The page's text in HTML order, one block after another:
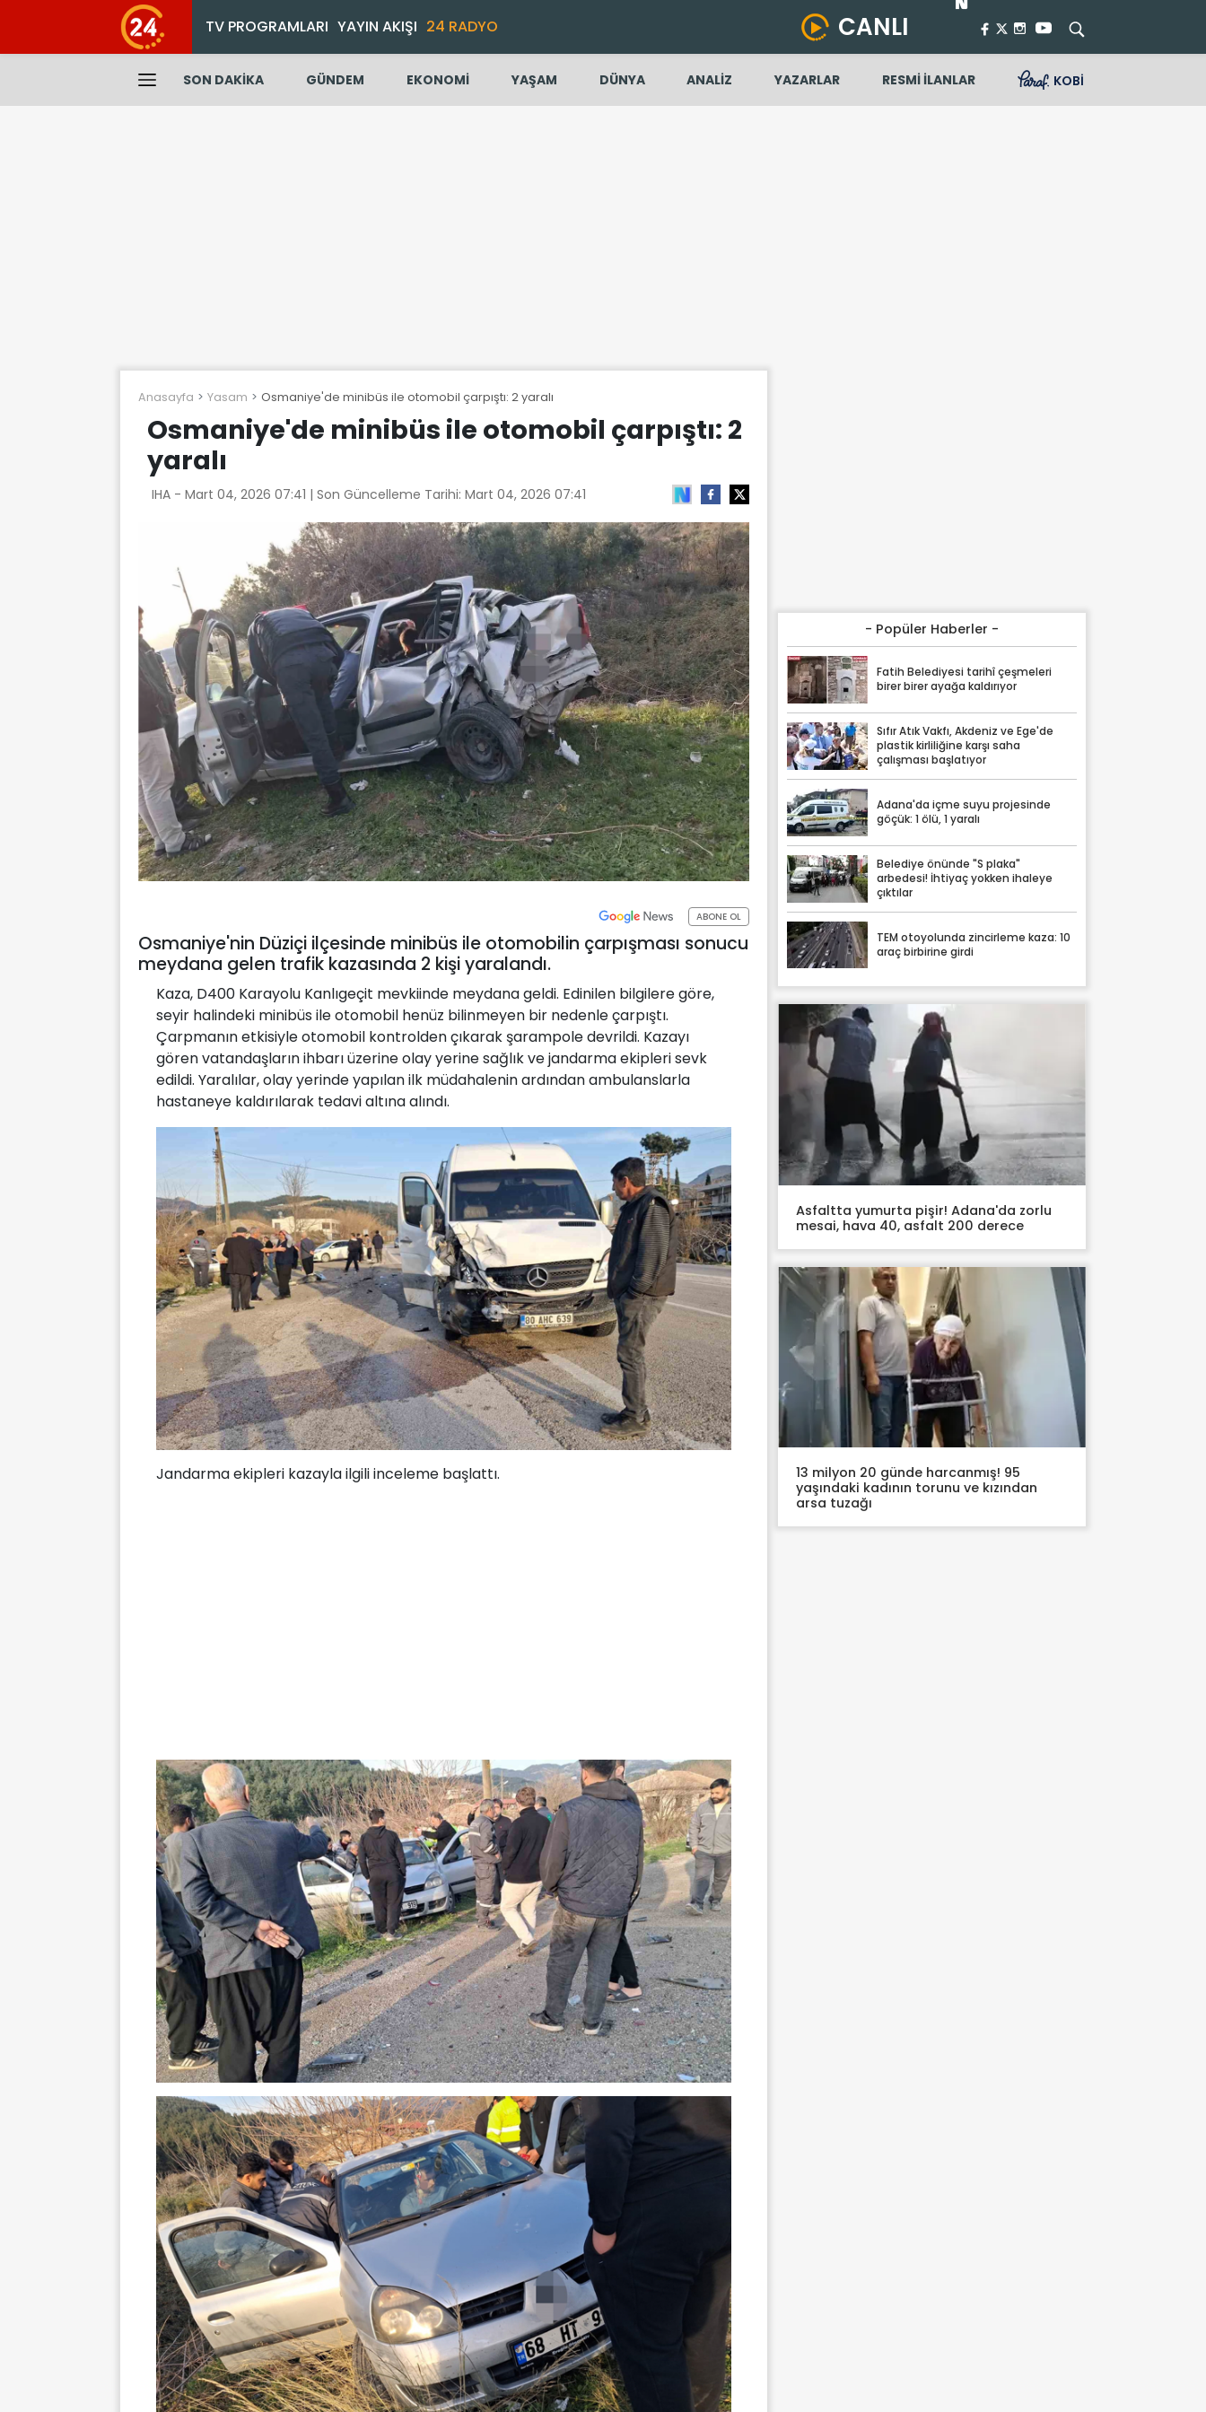
TV PROGRAMLARI YAYIN AKIŞI 24 RADYO CANLI
SON DAKİKA GÜNDEM EKONOMİ YAŞAM DÜNYA ANALİZ YAZARLAR RESMİ İLANLAR KOBİ
Anasayfa Yasam Osmaniye'de minibüs ile otomobil çarpıştı: 2 yaralı
Osmaniye'de minibüs ile otomobil çarpıştı: 2
yaralı
IHA - Mart 04, 2026 07:41 | Son Güncelleme Tarihi: Mart 04, 2026 07:41
ABONE OL
Osmaniye'nin Düziçi ilçesinde minibüs ile otomobilin çarpışması sonucu
meydana gelen trafik kazasında 2 kişi yaralandı.
Kaza, D400 Karayolu Kanlıgeçit mevkiinde meydana geldi. Edinilen bilgilere göre,
seyir halindeki minibüs ile otomobil henüz bilinmeyen bir nedenle çarpıştı.
Çarpmanın etkisiyle otomobil kontrolden çıkarak şarampole devrildi. Kazayı
gören vatandaşların ihbarı üzerine olay yerine sağlık ve jandarma ekipleri sevk
edildi. Yaralılar, olay yerinde yapılan ilk müdahalenin ardından ambulanslarla
hastaneye kaldırılarak tedavi altına alındı.
Jandarma ekipleri kazayla ilgili inceleme başlattı.
- Popüler Haberler -
Fatih Belediyesi tarihî çeşmeleri
birer birer ayağa kaldırıyor
Sıfır Atık Vakfı, Akdeniz ve Ege'de
plastik kirliliğine karşı saha
çalışması başlatıyor
Adana'da içme suyu projesinde
göçük: 1 ölü, 1 yaralı
Belediye önünde "S plaka"
arbedesi! İhtiyaç yokken ihaleye
çıktılar
TEM otoyolunda zincirleme kaza: 10
araç birbirine girdi
Asfaltta yumurta pişir! Adana'da zorlu
mesai, hava 40, asfalt 200 derece
13 milyon 20 günde harcanmış! 95
yaşındaki kadının torunu ve kızından
arsa tuzağı